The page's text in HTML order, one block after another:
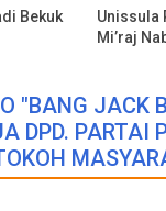
Bekuk
Unissula
Mi’raj
"BANG JACK
DPD. PARTAI